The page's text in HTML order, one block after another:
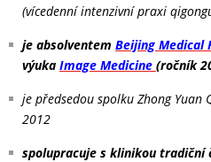
(vícedenní intenzivní praxi
je absolventem Beijing Medical
výuka Image Medicine (ročník
je předsedou spolku Zhong Yuan
2012
spolupracuje s klinikou tradiční